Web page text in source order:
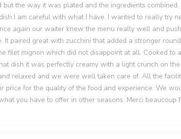
the way it was plated and the ingredients combined.
I am careful with what I have. I wanted to really try
again our waiter knew the menu really well and
paired great with zucchini that added a stronger
filet mignon which did not disappoint at all. Cooked to
dish it was perfectly creamy with a light crunch on
relaxed and we were well taken care of. All the
for the quality of the food and experience. We
you have to offer in other seasons. Merci beaucoup